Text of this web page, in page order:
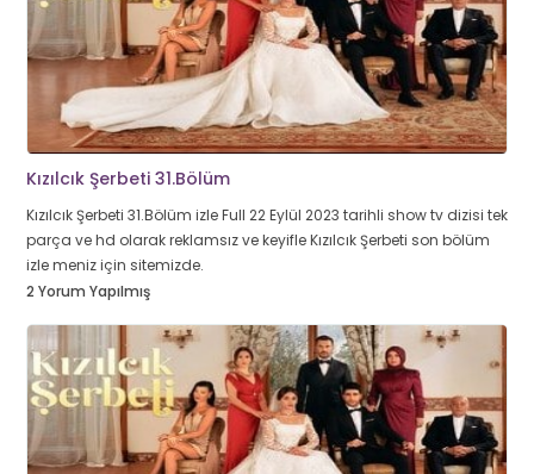
Kızılcık Şerbeti 31.Bölüm
Kızılcık Şerbeti 31.Bölüm izle Full 22 Eylül 2023 tarihli show tv dizisi tek
parça ve hd olarak reklamsız ve keyifle Kızılcık Şerbeti son bölüm
izle meniz için sitemizde.
2 Yorum Yapılmış